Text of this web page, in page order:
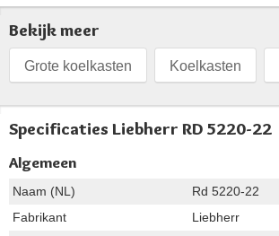
Bekijk meer
Grote koelkasten Koelkasten
Specificaties Liebherr RD 5220-22
Algemeen
Naam (NL)
Rd 5220-22
Fabrikant
Liebherr